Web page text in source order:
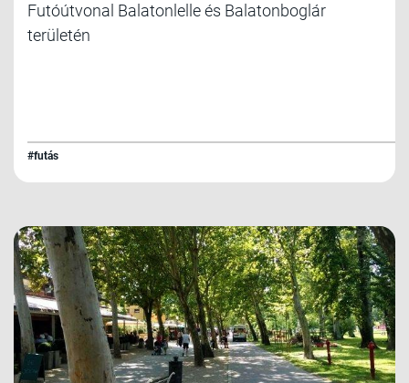
Futóútvonal Balatonlelle és Balatonboglár
területén
#futás